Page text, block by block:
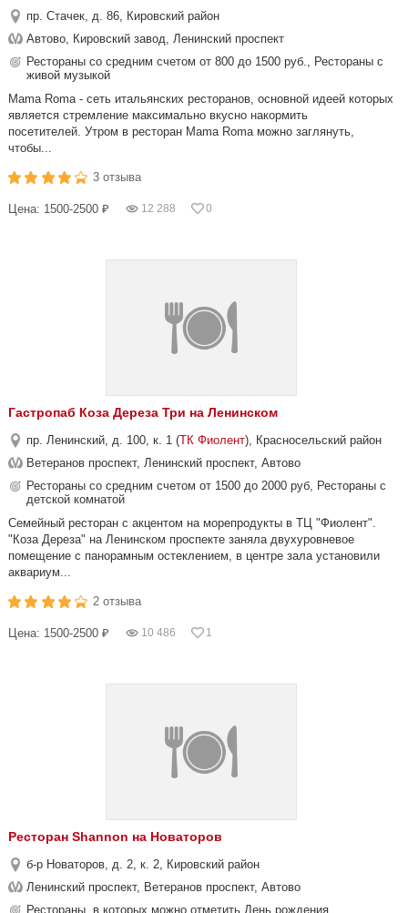
пр. Стачек, д. 86, Кировский район
Автово, Кировский завод, Ленинский проспект
Рестораны со средним счетом от 800 до 1500 руб., Рестораны с
живой музыкой
Mama Roma - сеть итальянских ресторанов, основной идеей которых
является стремление максимально вкусно накормить
посетителей. Утром в ресторан Mama Roma можно заглянуть,
чтобы...
3 отзыва
Цена: 1500-2500 ₽ 12 288 0
Гастропаб Коза Дереза Три на Ленинском
пр. Ленинский, д. 100, к. 1 (ТК Фиолент), Красносельский район
Ветеранов проспект, Ленинский проспект, Автово
Рестораны со средним счетом от 1500 до 2000 руб, Рестораны с
детской комнатой
Семейный ресторан с акцентом на морепродукты в ТЦ "Фиолент".
"Коза Дереза" на Ленинском проспекте заняла двухуровневое
помещение с панорамным остеклением, в центре зала установили
аквариум...
2 отзыва
Цена: 1500-2500 ₽ 10 486 1
Ресторан Shannon на Новаторов
б-р Новаторов, д. 2, к. 2, Кировский район
Ленинский проспект, Ветеранов проспект, Автово
Рестораны, в которых можно отметить День рождения,